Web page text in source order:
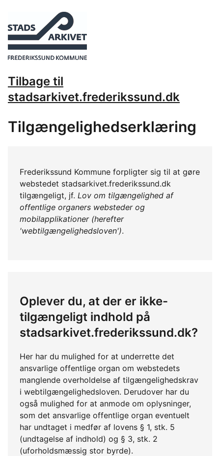
Tilbage til
stadsarkivet.frederikssund.dk
Tilgængelighedserklæring
Frederikssund Kommune forpligter sig til at gøre
webstedet stadsarkivet.frederikssund.dk
tilgængeligt, jf. Lov om tilgængelighed af
offentlige organers websteder og
mobilapplikationer (herefter
'webtilgængelighedsloven').
Oplever du, at der er ikke-
tilgængeligt indhold på
stadsarkivet.frederikssund.dk?
Her har du mulighed for at underrette det
ansvarlige offentlige organ om webstedets
manglende overholdelse af tilgængelighedskrav
i webtilgængelighedsloven. Derudover har du
også mulighed for at anmode om oplysninger,
som det ansvarlige offentlige organ eventuelt
har undtaget i medfør af lovens § 1, stk. 5
(undtagelse af indhold) og § 3, stk. 2
(uforholdsmæssig stor byrde).